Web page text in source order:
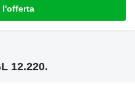
l'offerta
12.220.